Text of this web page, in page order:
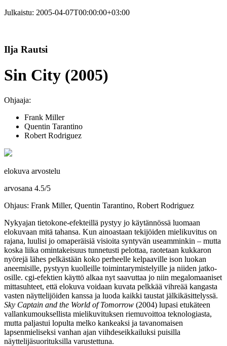
Julkaistu: 2005-04-07T00:00:00+03:00
Ilja Rautsi
Sin City (2005)
Ohjaaja:
Frank Miller
Quentin Tarantino
Robert Rodriguez
elokuva arvostelu
arvosana 4.5/5
Ohjaus: Frank Miller, Quentin Tarantino, Robert Rodriguez
Nykyajan tietokone-efekteillä pystyy jo käytännössä luomaan
elokuvaan mitä tahansa. Kun ainoastaan tekijöiden mielikuvitus on
rajana, luulisi jo omaperäisiä visioita syntyvän useamminkin – mutta
koska liika omintakeisuus tunnetusti pelottaa, raotetaan kukkaron
nyörejä lähes pelkästään koko perheelle kelpaaville ison luokan
aneemisille, pystyyn kuolleille toimintarymistelyille ja niiden jatko-
osille. cgi‑efektien käyttö alkaa nyt saavuttaa jo niin megalomaaniset
mittasuhteet, että elokuva voidaan kuvata pelkkää vihreää kangasta
vasten näyttelijöiden kanssa ja luoda kaikki taustat jälkikäsittelyssä.
Sky Captain and the World of Tomorrow (2004) lupasi etukäteen
vallankumouksellista mielikuvituksen riemuvoittoa teknologiasta,
mutta paljastui lopulta melko kankeaksi ja tavanomaisen
lapsenmieliseksi vanhan ajan viihdeseikkailuksi puisilla
näyttelijäsuorituksilla varustettuna.